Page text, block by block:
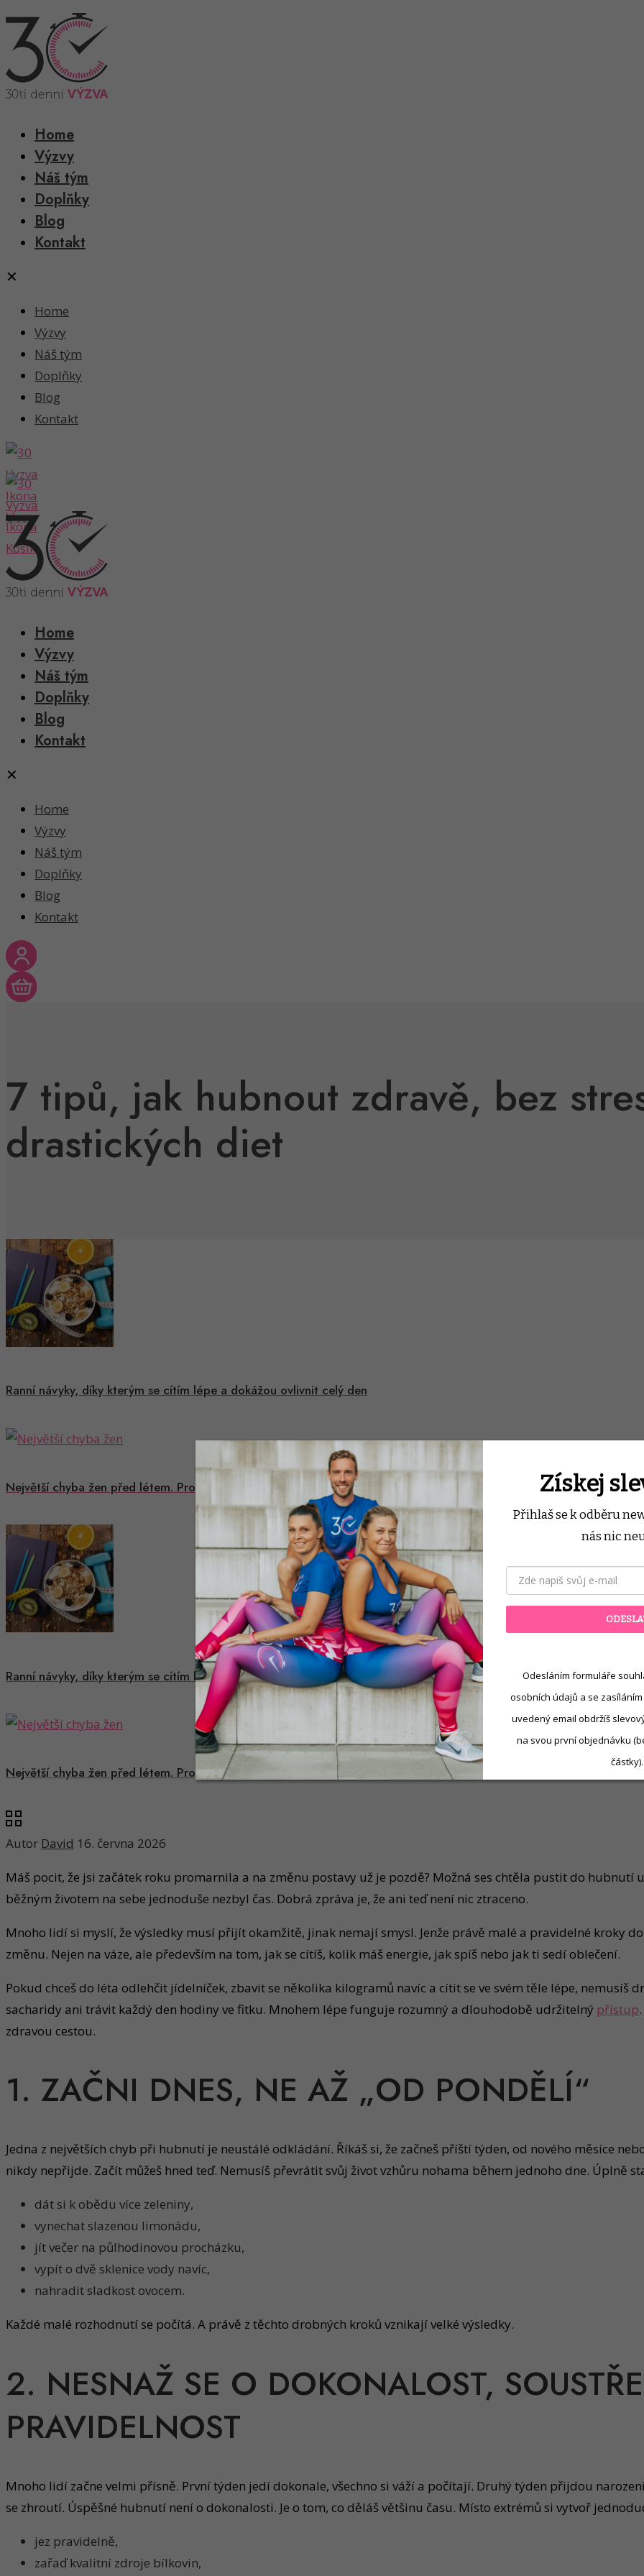
Home
Výzvy
Náš tým
Doplňky
Blog
Kontakt
✕
Home
Výzvy
Náš tým
Doplňky
Blog
Kontakt
Home
Výzvy
Náš tým
Doplňky
Blog
Kontakt
✕
Home
Výzvy
Náš tým
Doplňky
Blog
Kontakt
7 tipů, jak hubnout zdravě, bez
drastických diet
Ranní návyky, díky kterým se cítím lépe a dokážou ovlivnit celý den
Největší chyba žen před létem. Proč extrémní diety a tlak na rychlé výsledky většinou nefungují
Ranní návyky, díky kterým se cítím lépe a dokážou ovlivnit celý den
Největší chyba žen před létem. Proč extrémní diety a tlak na rychlé výsledky většinou nefungují
Autor David 16. června 2026
Máš pocit, že jsi začátek roku promarnila a na změnu postavy už je pozdě? Možná ses chtěla pustit do hubnutí
běžným životem na sebe jednoduše nezbyl čas. Dobrá zpráva je, že ani teď není nic ztraceno.
Mnoho lidí si myslí, že výsledky musí přijít okamžitě, jinak nemají smysl. Jenže právě malé a pravidelné kroky
změnu. Nejen na váze, ale především na tom, jak se cítíš, kolik máš energie, jak spíš nebo jak ti sedí oblečení.
Pokud chceš do léta odlehčit jídelníček, zbavit se několika kilogramů navíc a cítit se ve svém těle lépe, nemusíš
sacharidy ani trávit každý den hodiny ve fitku. Mnohem lépe funguje rozumný a dlouhodobě udržitelný přístup
zdravou cestou.
1. ZAČNI DNES, NE AŽ „OD PONDĚLÍ“
Jedna z největších chyb při hubnutí je neustálé odkládání. Říkáš si, že začneš příští týden, od nového měsíce
nikdy nepřijde. Začít můžeš hned teď. Nemusíš převrátit svůj život vzhůru nohama během jednoho dne. Úplně
dát si k obědu více zeleniny,
vynechat slazenou limonádu,
jít večer na půlhodinovou procházku,
vypít o dvě sklenice vody navíc,
nahradit sladkost ovocem.
Každé malé rozhodnutí se počítá. A právě z těchto drobných kroků vznikají velké výsledky.
2. NESNAŽ SE O DOKONALOST,
PRAVIDELNOST
Mnoho lidí začne velmi přísně. První týden jedí dokonale, všechno si váží a počítají. Druhý týden přijdou
se zhroutí. Úspěšné hubnutí není o dokonalosti. Je o tom, co děláš většinu času. Místo extrémů si vytvoř
jez pravidelně,
zařaď kvalitní zdroje bílkovin,
Získej
Přihlaš se k odběru
nás nic
Odesláním formuláře
osobních údajů a se
uvedený email obdržíš
na svou první objednávku
částky).